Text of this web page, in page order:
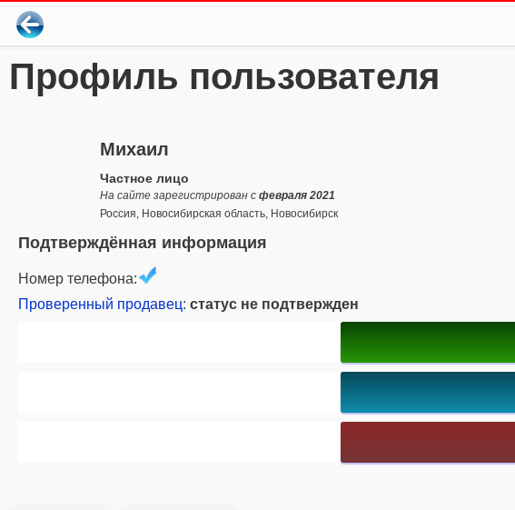
Профиль пользователя
Михаил
Частное лицо
На сайте зарегистрирован с февраля 2021
Россия, Новосибирская область, Новосибирск
Подтверждённая информация
Номер телефона:
Проверенный продавец: статус не подтвержден